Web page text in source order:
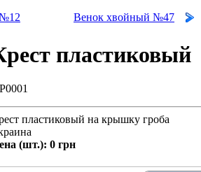
Венок хвойный №47
пластиковый
пластиковый на крышку гроба
(шт.): 0 грн